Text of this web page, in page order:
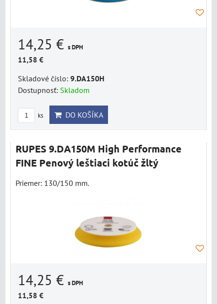
14,25 € s DPH
11,58 €
Skladové číslo: 9.DA150H
Dostupnosť: Skladom
ks DO KOŠÍKA
RUPES 9.DA150M High Performance
FINE Penový leštiaci kotúč žltý
Priemer: 130/150 mm.
14,25 € s DPH
11,58 €